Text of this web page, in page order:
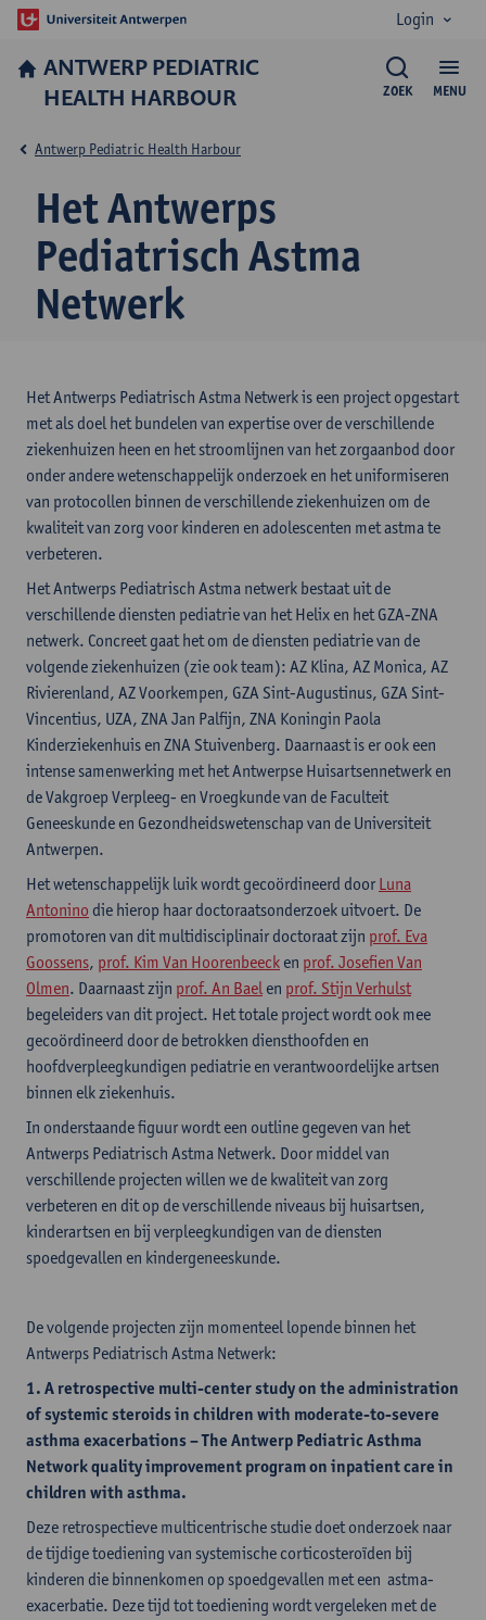
Login
ANTWERP PEDIATRIC
HEALTH HARBOUR
MENU
ZOEK
Het Antwerps
Pediatrisch Astma
Netwerk
Antwerp Pediatric Health Harbour
Het Antwerps Pediatrisch Astma Netwerk is een project opgestart
met als doel het bundelen van expertise over de verschillende
ziekenhuizen heen en het stroomlijnen van het zorgaanbod door
onder andere wetenschappelijk onderzoek en het uniformiseren
van protocollen binnen de verschillende ziekenhuizen om de
kwaliteit van zorg voor kinderen en adolescenten met astma te
verbeteren.
Het Antwerps Pediatrisch Astma netwerk bestaat uit de
verschillende diensten pediatrie van het Helix en het GZA-ZNA
netwerk. Concreet gaat het om de diensten pediatrie van de
volgende ziekenhuizen (zie ook team): AZ Klina, AZ Monica, AZ
Rivierenland, AZ Voorkempen, GZA Sint-Augustinus, GZA Sint-
Vincentius, UZA, ZNA Jan Palfijn, ZNA Koningin Paola
Kinderziekenhuis en ZNA Stuivenberg. Daarnaast is er ook een
intense samenwerking met het Antwerpse Huisartsennetwerk en
de Vakgroep Verpleeg- en Vroegkunde van de Faculteit
Geneeskunde en Gezondheidswetenschap van de Universiteit
Antwerpen.
Het wetenschappelijk luik wordt gecoördineerd door Luna
Antonino die hierop haar doctoraatsonderzoek uitvoert. De
promotoren van dit multidisciplinair doctoraat zijn prof. Eva
Goossens, prof. Kim Van Hoorenbeeck en prof. Josefien Van
Olmen. Daarnaast zijn prof. An Baelen prof. Stijn Verhulst
begeleiders van dit project. Het totale project wordt ook mee
gecoördineerd door de betrokken diensthoofden en
hoofdverpleegkundigen pediatrie en verantwoordelijke artsen
binnen elk ziekenhuis.
In onderstaande figuur wordt een outline gegeven van het
Antwerps Pediatrisch Astma Netwerk. Door middel van
verschillende projecten willen we de kwaliteit van zorg
verbeteren en dit op de verschillende niveaus bij huisartsen,
kinderartsen en bij verpleegkundigen van de diensten
spoedgevallen en kindergeneeskunde.
De volgende projecten zijn momenteel lopende binnen het
Antwerps Pediatrisch Astma Netwerk:
1. A retrospective multi-center study on the administration
of systemic steroids in children with moderate-to-severe
asthma exacerbations – The Antwerp Pediatric Asthma
Network quality improvement program on inpatient care in
children with asthma.
Deze retrospectieve multicentrische studie doet onderzoek naar
de tijdige toediening van systemische corticosteroïden bij
kinderen die binnenkomen op spoedgevallen met een astma-
exacerbatie. Deze tijd tot toediening wordt vergeleken met de